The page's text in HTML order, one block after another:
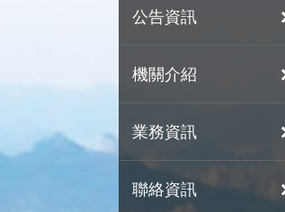
公告資訊
機關介紹
業務資訊
聯絡資訊